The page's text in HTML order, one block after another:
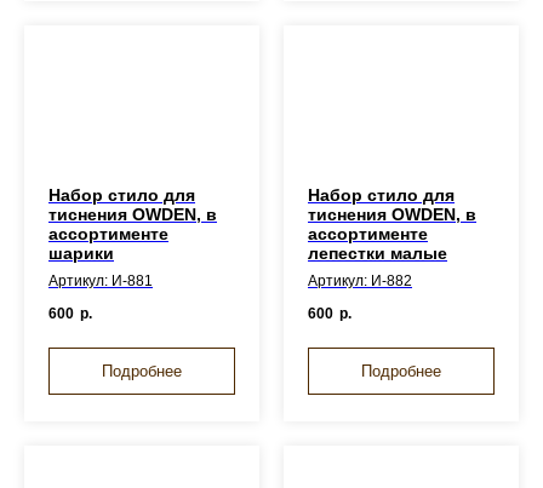
Набор стило для
тиснения OWDEN, в
ассортименте
шарики
Артикул: И-881
600 р.
Подробнее
Набор стило для
тиснения OWDEN, в
ассортименте
лепестки малые
Артикул: И-882
600 р.
Подробнее